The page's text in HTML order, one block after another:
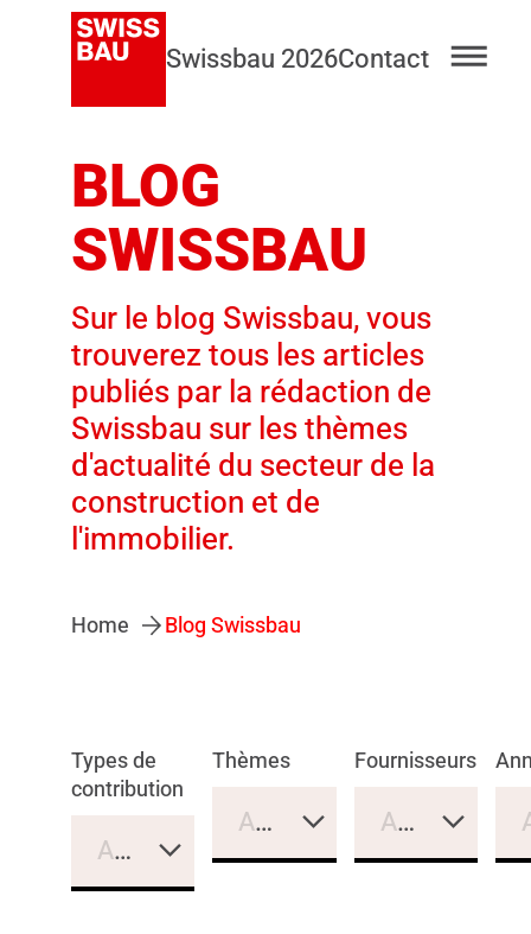
Swissbau 2026Contact
BLOG
SWISSBAU
Sur le blog Swissbau, vous
trouverez tous les articles
publiés par la rédaction de
Swissbau sur les thèmes
d'actualité du secteur de la
construction et de
l'immobilier.
Home Blog Swissbau
Types de
contribution
Aucune sélection
Thèmes
Aucune sélection
Fournisseurs
Aucune